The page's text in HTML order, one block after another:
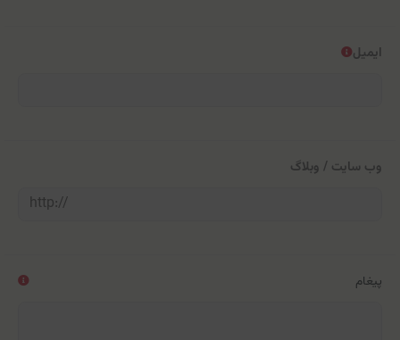
ایمیل
وب سایت / وبلاگ
پیغام